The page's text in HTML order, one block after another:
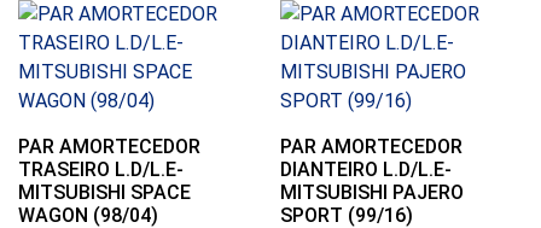
PAR AMORTECEDOR
TRASEIRO L.D/L.E-
MITSUBISHI SPACE
WAGON (98/04)
PAR AMORTECEDOR
DIANTEIRO L.D/L.E-
MITSUBISHI PAJERO
SPORT (99/16)